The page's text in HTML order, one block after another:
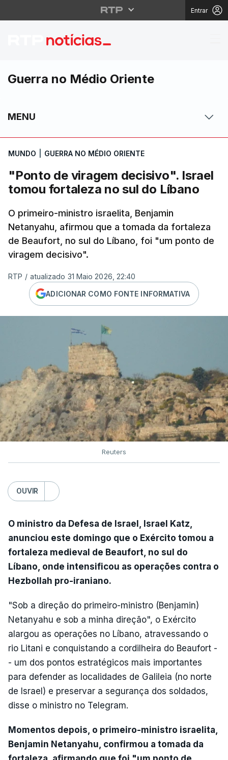
Entrar
"Ponto de viragem
Guerra no Médio Oriente
MENU
MUNDO GUERRA NO MÉDIO ORIENTE
"Ponto de viragem decisivo". Israel
tomou fortaleza no sul do Líbano
O primeiro-ministro israelita, Benjamin
Netanyahu, afirmou que a tomada da fortaleza
de Beaufort, no sul do Líbano, foi "um ponto de
viragem decisivo".
RTP / atualizado 31 Maio 2026, 22:40
ADICIONAR COMO FONTE INFORMATIVA
Reuters
OUVIR
O ministro da Defesa de Israel, Israel Katz,
anunciou este domingo que o Exército tomou a
fortaleza medieval de Beaufort, no sul do
Líbano, onde intensificou as operações contra o
Hezbollah pro-iraniano.
"Sob a direção do primeiro-ministro (Benjamin)
Netanyahu e sob a minha direção", o Exército
alargou as operações no Líbano, atravessando o
rio Litani e conquistando a cordilheira do Beaufort -
- um dos pontos estratégicos mais importantes
para defender as localidades de Galileia (no norte
de Israel) e preservar a segurança dos soldados,
disse o ministro no Telegram.
Momentos depois, o primeiro-ministro israelita,
Benjamin Netanyahu, confirmou a tomada da